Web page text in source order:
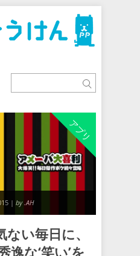
アプリ
| by .AH
い毎日に、
逸な‘笑い’を